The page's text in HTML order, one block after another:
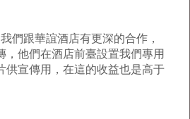
們跟華誼酒店有更深的合作，
，他們在酒店前臺設置我們專用
供宣傳用，在這的收益也是高于